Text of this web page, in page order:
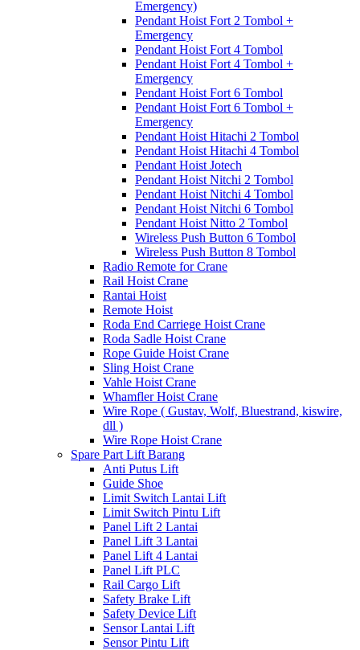
Emergency)
Pendant Hoist Fort 2 Tombol +
Emergency
Pendant Hoist Fort 4 Tombol
Pendant Hoist Fort 4 Tombol +
Emergency
Pendant Hoist Fort 6 Tombol
Pendant Hoist Fort 6 Tombol +
Emergency
Pendant Hoist Hitachi 2 Tombol
Pendant Hoist Hitachi 4 Tombol
Pendant Hoist Jotech
Pendant Hoist Nitchi 2 Tombol
Pendant Hoist Nitchi 4 Tombol
Pendant Hoist Nitchi 6 Tombol
Pendant Hoist Nitto 2 Tombol
Wireless Push Button 6 Tombol
Wireless Push Button 8 Tombol
Radio Remote for Crane
Rail Hoist Crane
Rantai Hoist
Remote Hoist
Roda End Carriege Hoist Crane
Roda Sadle Hoist Crane
Rope Guide Hoist Crane
Sling Hoist Crane
Vahle Hoist Crane
Whamfler Hoist Crane
Wire Rope ( Gustav, Wolf, Bluestrand, kiswire,
dll )
Wire Rope Hoist Crane
Spare Part Lift Barang
Anti Putus Lift
Guide Shoe
Limit Switch Lantai Lift
Limit Switch Pintu Lift
Panel Lift 2 Lantai
Panel Lift 3 Lantai
Panel Lift 4 Lantai
Panel Lift PLC
Rail Cargo Lift
Safety Brake Lift
Safety Device Lift
Sensor Lantai Lift
Sensor Pintu Lift